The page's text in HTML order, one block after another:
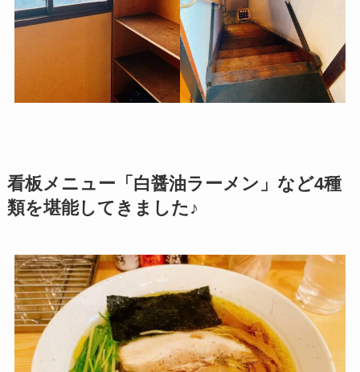
看板メニュー「白醤油ラーメン」など4種
類を堪能してきました♪